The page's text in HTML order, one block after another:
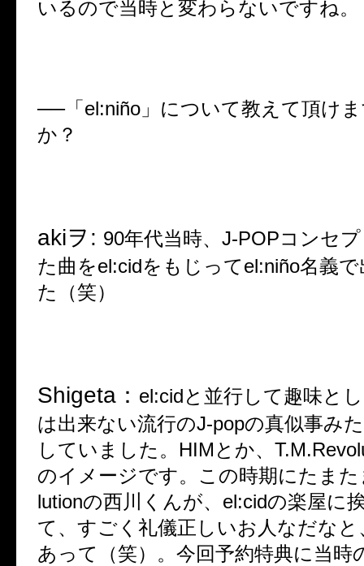
いるので当時と変わらないですね。
──「 el:niño 」について教えて頂け
か？
akiヲ : 90年代当時、 J-POPコンセ
た曲をel:cidをもじってel:niño名義
た（笑）
Shigeta ： el:cidと並行して趣味と
は出来ない流行のJ-popの真似事み
していました。 HIM とか、
のイメージです。この時期にたまた
lutionの西川くんが、 el:cidの楽屋に
て、すごく礼儀正しいお人なだな
あって（笑）。今回予約特典に当時